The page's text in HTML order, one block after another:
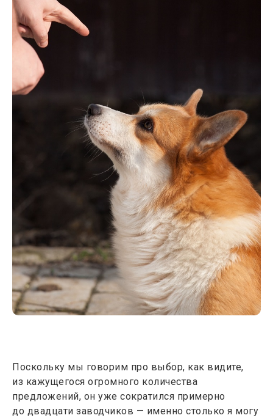
Поскольку мы говорим про выбор, как видите,
из кажущегося огромного количества
предложений, он уже сократился примерно
до двадцати заводчиков — именно столько я могу